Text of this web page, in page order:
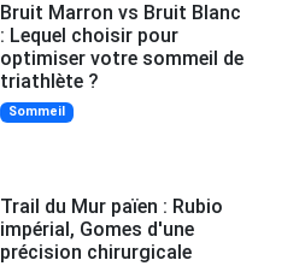
Bruit Marron vs Bruit Blanc
: Lequel choisir pour
optimiser votre sommeil de
triathlète ?
Sommeil
Trail du Mur païen : Rubio
impérial, Gomes d'une
précision chirurgicale